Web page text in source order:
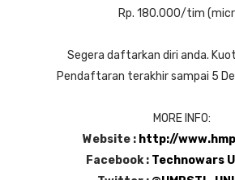
Rp. 180.000/tim
Segera daftarkan diri anda.
Pendaftaran terakhir sampai 5
MORE INFO:
Website : http://
Facebook : Technowars